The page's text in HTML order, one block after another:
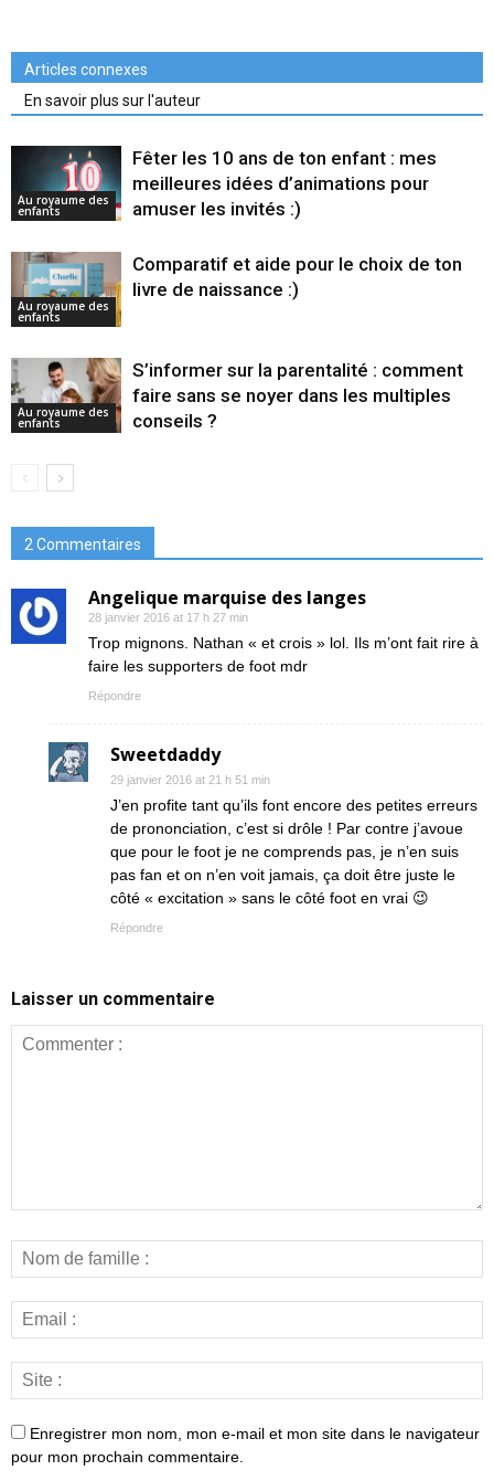
Articles connexes
En savoir plus sur l'auteur
Au royaume des
enfants
Fêter les 10 ans de ton enfant : mes
meilleures idées d’animations pour
amuser les invités :)
Au royaume des
enfants
Comparatif et aide pour le choix de ton
livre de naissance :)
Au royaume des
enfants
S’informer sur la parentalité : comment
faire sans se noyer dans les multiples
conseils ?
2 Commentaires
Angelique marquise des langes
28 janvier 2016 at 17 h 27 min
Trop mignons. Nathan « et crois » lol. Ils m’ont fait rire à
faire les supporters de foot mdr
Répondre
Sweetdaddy
29 janvier 2016 at 21 h 51 min
J’en profite tant qu’ils font encore des petites erreurs
de prononciation, c’est si drôle ! Par contre j’avoue
que pour le foot je ne comprends pas, je n’en suis
pas fan et on n’en voit jamais, ça doit être juste le
côté « excitation » sans le côté foot en vrai 😉
Répondre
Laisser un commentaire
Enregistrer mon nom, mon e-mail et mon site dans le navigateur
pour mon prochain commentaire.